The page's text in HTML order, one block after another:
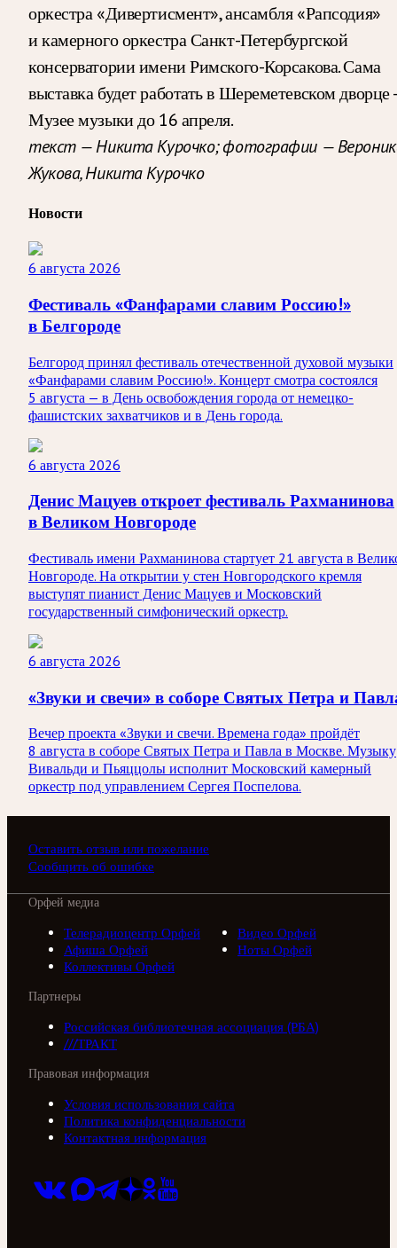
оркестра «Дивертисмент», ансамбля «Рапсодия»
и камерного оркестра Санкт-Петербургской
консерватории имени Римского-Корсакова. Сама
выставка будет работать в Шереметевском дворце
Музее музыки до 16 апреля.
текст — Никита Курочко; фотографии —
Жукова, Никита Курочко
Новости
6 августа 2026
Фестиваль «Фанфарами славим Россию!»
в Белгороде
Белгород принял фестиваль отечественной духовой музыки
«Фанфарами славим Россию!». Концерт смотра состоялся
5 августа — в День освобождения города от немецко-
фашистских захватчиков и в День города.
6 августа 2026
Денис Мацуев откроет фестиваль Рахманинова
в Великом Новгороде
Фестиваль имени Рахманинова стартует 21 августа в
Новгороде. На открытии у стен Новгородского кремля
выступят пианист Денис Мацуев и Московский
государственный симфонический оркестр.
6 августа 2026
«Звуки и свечи» в соборе Святых Петра и
Вечер проекта «Звуки и свечи. Времена года» пройдёт
8 августа в соборе Святых Петра и Павла в Москве. Музыку
Вивальди и Пьяццолы исполнит Московский камерный
оркестр под управлением Сергея Поспелова.
Оставить отзыв или пожелание
Сообщить об ошибке
Орфей медиа
Телерадиоцентр Орфей
Видео Орфей
Афиша Орфей
Ноты Орфей
Коллективы Орфей
Партнеры
Российская библиотечная ассоциация (РБА)
///ТРАКТ
Правовая информация
Условия использования сайта
Политика конфиденциальности
Контактная информация